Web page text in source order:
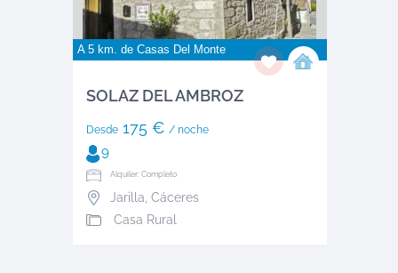
A 5 km. de Casas Del Monte
SOLAZ DEL AMBROZ
Desde175 € / noche
9
Alquiler: Completo
Jarilla Cáceres
Casa Rural